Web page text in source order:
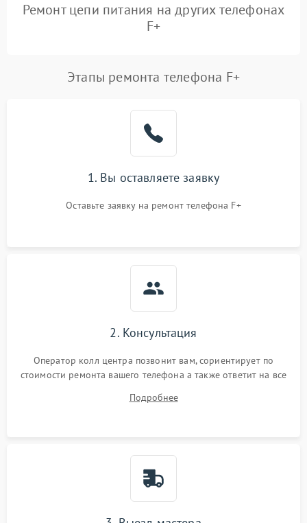
Ремонт цепи питания на других телефонах
F+
Этапы ремонта телефона F+
1. Вы оставляете заявку
Оставьте заявку на ремонт телефона F+
2. Консультация
Оператор колл центра позвонит вам, сориентирует по
стоимости ремонта вашего телефона а также ответит на все
Подробнее